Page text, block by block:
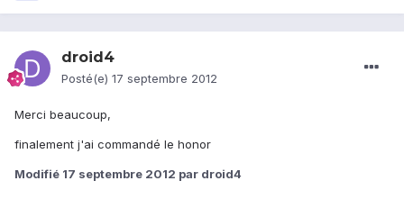
droid4
Posté(e) 17 septembre 2012
Merci beaucoup,
finalement j'ai commandé le honor
Modifié 17 septembre 2012 par droid4